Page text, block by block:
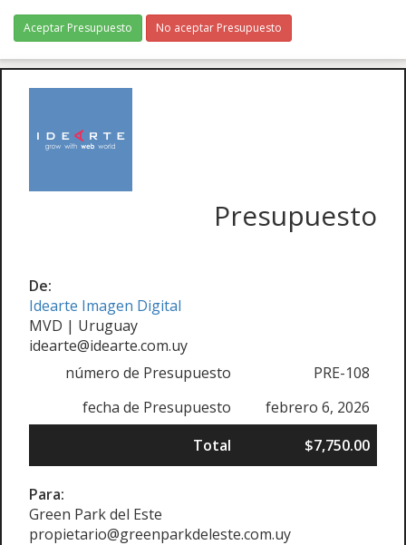
Aceptar Presupuesto No aceptar Presupuesto
Presupuesto
De:
Idearte Imagen Digital
MVD | Uruguay
idearte@idearte.com.uy
número de Presupuesto
PRE-108
fecha de Presupuesto
febrero 6, 2026
Total
$7,750.00
Para:
Green Park del Este
propietario@greenparkdeleste.com.uy